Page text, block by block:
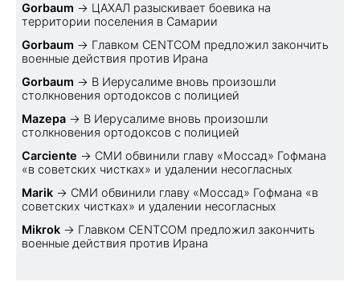
Gorbaum → ЦАХАЛ разыскивает боевика на
территории поселения в Самарии
Gorbaum → Главком CENTCOM предложил закончить
военные действия против Ирана
Gorbaum → В Иерусалиме вновь произошли
столкновения ортодоксов с полицией
Mazepa → В Иерусалиме вновь произошли
столкновения ортодоксов с полицией
Carciente → СМИ обвинили главу «Моссад» Гофмана
«в советских чистках» и удалении несогласных
Marik → СМИ обвинили главу «Моссад» Гофмана «в
советских чистках» и удалении несогласных
Mikrok → Главком CENTCOM предложил закончить
военные действия против Ирана